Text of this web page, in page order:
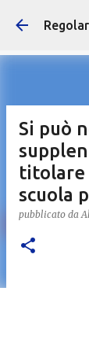
Si può
titolare
scuola
pubblicato da